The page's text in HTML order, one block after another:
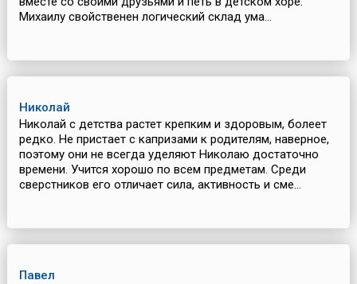
Михаилу свойственен логический склад ума...
Николай
Николай с детства растет крепким и здоровым, болеет
редко. Не пристает с капризами к родителям, наверное,
поэтому они не всегда уделяют Николаю достаточно
времени. Учится хорошо по всем предметам. Среди
сверстников его отличает сила, активность и сме...
Павел